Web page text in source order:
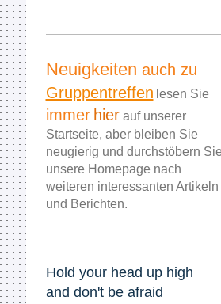
Neuigkeiten auch zu
Gruppentreffen lesen Sie
immer hierauf unserer
Startseite, aber bleiben Sie
neugierig und durchstöbern Sie
unsere Homepage nach
weiteren interessanten Artikeln
und Berichten.
Hold your head up high
and don't be afraid